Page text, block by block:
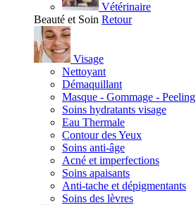
Vétérinaire
Beauté et Soin Retour
Visage
Nettoyant
Démaquillant
Masque - Gommage - Peeling
Soins hydratants visage
Eau Thermale
Contour des Yeux
Soins anti-âge
Acné et imperfections
Soins apaisants
Anti-tache et dépigmentants
Soins des lèvres